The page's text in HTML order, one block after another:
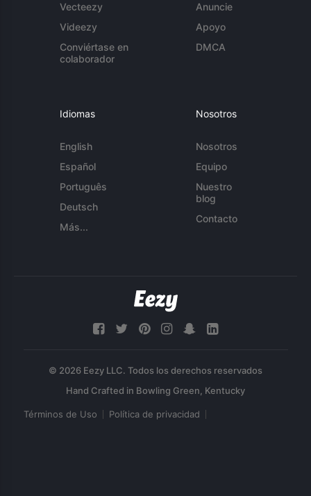
Vecteezy
Videezy
Conviértase en
colaborador
Anuncie
Apoyo
DMCA
Idiomas
English
Español
Português
Deutsch
Más...
Nosotros
Nosotros
Equipo
Nuestro
blog
Contacto
© 2026 Eezy LLC. Todos los derechos reservados
Términos de Uso Política de privacidad